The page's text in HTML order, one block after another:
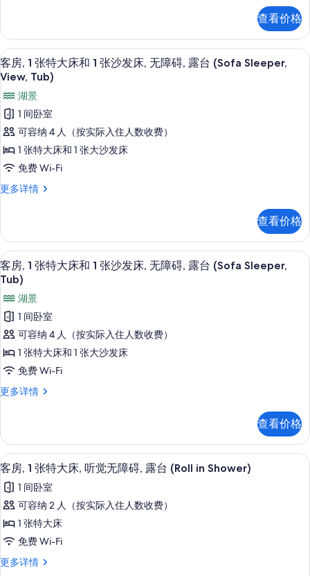
露
台
(Sofa
Sleeper)
的
所
有
照
台
(Sofa
Sleeper)
更
多
信
息
和
张
沙
发
床,
露
台
(Sofa
Sleeper,
所
有
照
特
大
床
和
张
沙
发
床,
露
(Sofa
Sleeper,
View)
信
查看价格
显
示
客
房,
张
特
床
1
张
沙
发
床,
无
障
碍,
露
台
View,
Tub)
的
所
有
照
片
高档床上用品、客房内保险箱、办公
4
客房, 1 张特大床和 1 张沙发床, 无障碍, 露台 (Sofa Sleeper,
View, Tub)
湖景
1 间卧室
可容纳 4 人（按实际入住人数收费）
1 张特大床和 1 张大沙发床
免费 Wi-Fi
更多详情
客
特
大
床
和
张
沙
发
床,
无
碍,
露
台
View,
Tub)
更
多
信
息
查看价格
显
示
客
房,
张
特
床
1
张
沙
发
床,
无
障
碍,
高档床上用品、客房内保险箱、办公
4
客房, 1 张特大床和 1 张沙发床, 无障碍, 露台 (Sofa Sleeper,
Tub)
湖景
1 间卧室
可容纳 4 人（按实际入住人数收费）
1 张特大床和 1 张大沙发床
免费 Wi-Fi
更多详情
客
特
大
床
张
发
床,
障
查看价格
显
示
客
房,
1
张
特
高档床上用品、客房内保险箱、办公
4
客房, 1 张特大床, 听觉无障碍, 露台 (Roll in Shower)
1 间卧室
可容纳 2 人（按实际入住人数收费）
1 张特大床
免费 Wi-Fi
更多详情
客